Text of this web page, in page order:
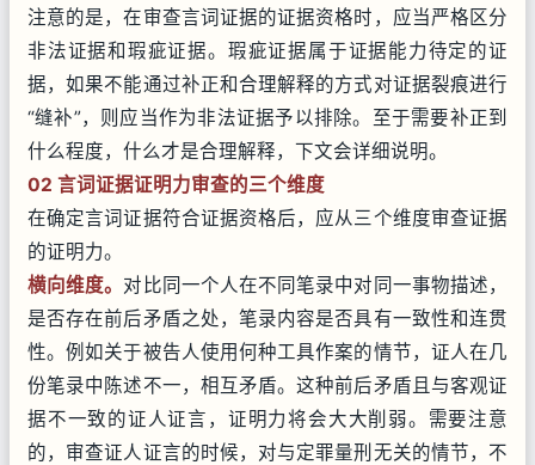
注意的是，在审查言词证据的证据资格时，应当严格区分
非法证据和瑕疵证据。瑕疵证据属于证据能力待定的证
据，如果不能通过补正和合理解释的方式对证据裂痕进行
“缝补”，则应当作为非法证据予以排除。至于需要补正到
什么程度，什么才是合理解释，下文会详细说明。
02 言词证据证明力审查的三个维度
在确定言词证据符合证据资格后，应从三个维度审查证据
的证明力。
横向维度。 对比同一个人在不同笔录中对同一事物描述，
是否存在前后矛盾之处，笔录内容是否具有一致性和连贯
性。例如关于被告人使用何种工具作案的情节，证人在几
份笔录中陈述不一，相互矛盾。这种前后矛盾且与客观证
据不一致的证人证言，证明力将会大大削弱。需要注意
的，审查证人证言的时候，对与定罪量刑无关的情节，不